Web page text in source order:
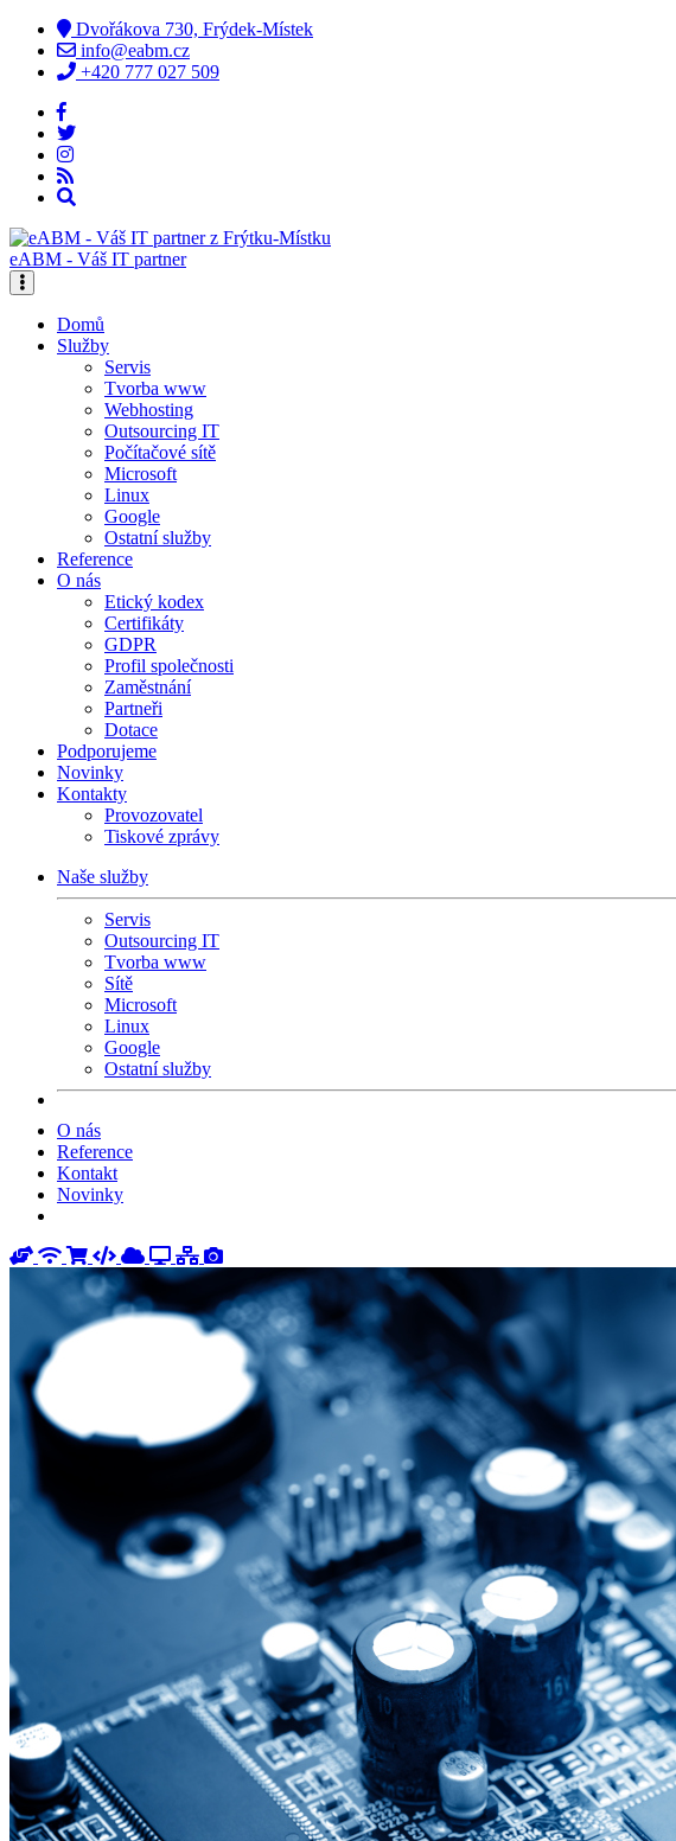
Dvořákova 730, Frýdek-Místek
info@eabm.cz
+420 777 027 509
eABM - Váš IT partner
Domů
Služby
Servis
Tvorba www
Webhosting
Outsourcing IT
Počítačové sítě
Microsoft
Linux
Google
Ostatní služby
Reference
O nás
Etický kodex
Certifikáty
GDPR
Profil společnosti
Zaměstnání
Partneři
Dotace
Podporujeme
Novinky
Kontakty
Provozovatel
Tiskové zprávy
Naše služby
Servis
Outsourcing IT
Tvorba www
Sítě
Microsoft
Linux
Google
Ostatní služby
O nás
Reference
Kontakt
Novinky